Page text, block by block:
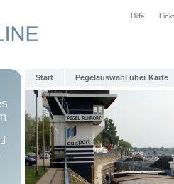
Hilfe
Start Pegelauswahl über Karte